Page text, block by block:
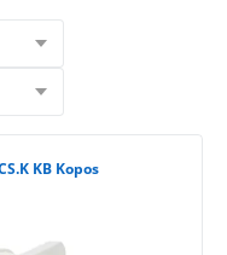
KB Kopos